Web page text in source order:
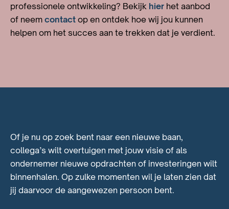
professionele ontwikkeling? Bekijk hier het aanbod
of neem contact op en ontdek hoe wij jou kunnen
helpen om het succes aan te trekken dat je verdient.
Of je nu op zoek bent naar een nieuwe baan,
collega’s wilt overtuigen met jouw visie of als
ondernemer nieuwe opdrachten of investeringen wilt
binnenhalen. Op zulke momenten wil je laten zien dat
jij daarvoor de aangewezen persoon bent.